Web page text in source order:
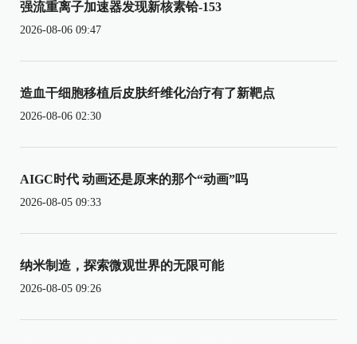
强流重离子加速器发现新核素铪-153
2026-08-06 09:47
造血干细胞移植后皮肤纤维化治疗有了新靶点
2026-08-06 02:30
AIGC时代 动画还是原来的那个“动画”吗
2026-08-05 09:33
纳米制造，探索微观世界的无限可能
2026-08-05 09:26